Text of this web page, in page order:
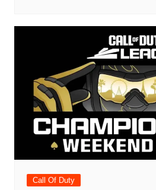
Call Of Duty